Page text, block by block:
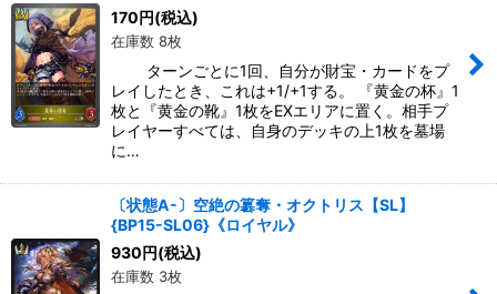
170円(税込)
在庫数 8枚
ターンごとに1回、自分が財宝・カードをプ
レイしたとき、これは+1/+1する。 『黄金の杯』1
枚と『黄金の靴』1枚をEXエリアに置く。相手プ
レイヤーすべては、自身のデッキの上1枚を墓場
に…
〔状態A-〕空絶の簒奪・オクトリス【SL】
{BP15-SL06}《ロイヤル》
930円(税込)
在庫数 3枚